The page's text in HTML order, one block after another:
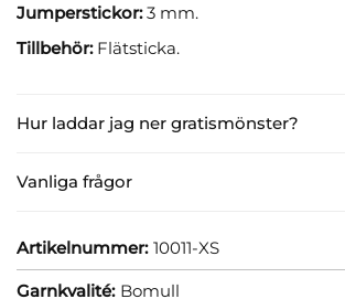
Hur laddar jag ner gratismönster?
Vanliga frågor
Jumperstickor:3 mm.
Tillbehör:Flätsticka.
Artikelnummer: 10011-XS
Garnkvalité: Bomull